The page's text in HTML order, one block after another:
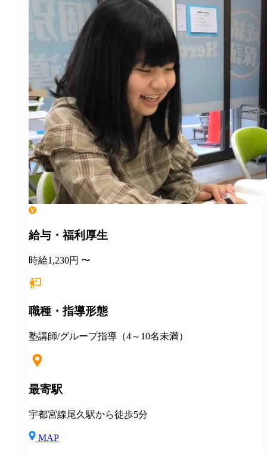
給与・福利厚生
時給1,230円 〜
職種・指導形態
塾講師/グループ指導（4～10名未満）
最寄駅
宇都宮線尾久駅から徒歩5分
MAP